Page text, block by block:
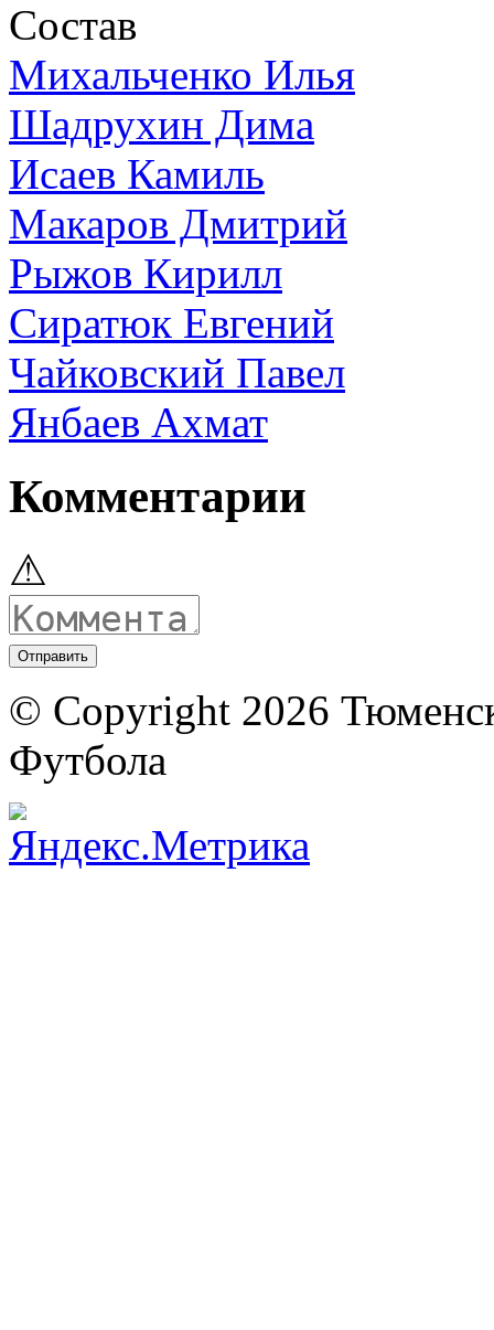
Состав
Михальченко Илья
Шадрухин Дима
Исаев Камиль
Макаров Дмитрий
Рыжов Кирилл
Сиратюк Евгений
Чайковский Павел
Янбаев Ахмат
Комментарии
⚠
© Copyright 2026
Футбола